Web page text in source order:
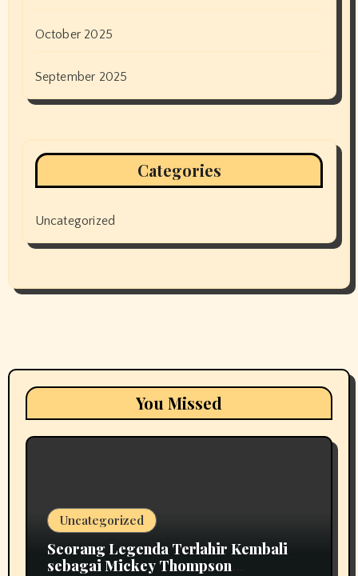
October 2025
September 2025
Categories
Uncategorized
You Missed
Uncategorized
Seorang Legenda Terlahir Kembali
sebagai Mickey Thompson